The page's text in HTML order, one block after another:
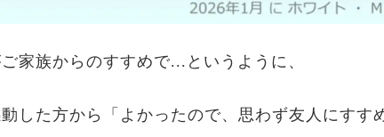
家族からのすすめで...というように、
した方から「よかったので、思わず友人にすす